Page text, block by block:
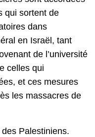
qui sortent de
dans
en Israël, tant
de l’université
celles qui
et ces mesures
les massacres de
Palestiniens.